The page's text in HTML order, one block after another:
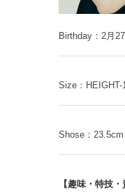
Birthday：2月27
Size：
Shose：23.5cm
【趣味・特技・